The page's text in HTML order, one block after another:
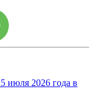
июля 2026 года в